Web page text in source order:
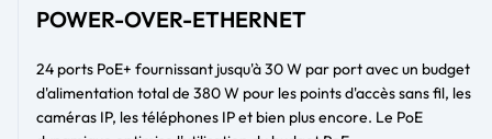
POWER-OVER-ETHERNET
24 ports PoE+ fournissant jusqu'à 30 W par port avec un budget
d'alimentation total de 380 W pour les points d'accès sans fil, les
caméras IP, les téléphones IP et bien plus encore. Le PoE